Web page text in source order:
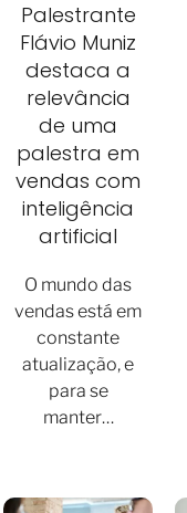
Palestrante
Flávio Muniz
destaca a
relevância
de uma
palestra em
vendas com
inteligência
artificial
O mundo das
vendas está em
constante
atualização, e
para se
manter…